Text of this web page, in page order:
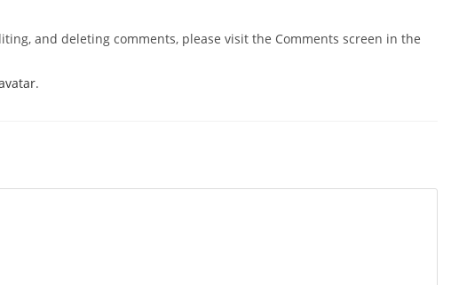
and deleting comments, please visit the Comments screen in the
.